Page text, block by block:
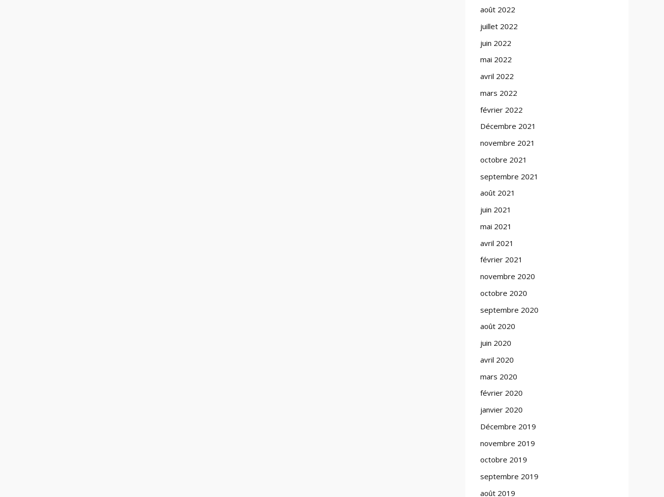
août 2022
juillet 2022
juin 2022
mai 2022
avril 2022
mars 2022
février 2022
Décembre 2021
novembre 2021
octobre 2021
septembre 2021
août 2021
juin 2021
mai 2021
avril 2021
février 2021
novembre 2020
octobre 2020
septembre 2020
août 2020
juin 2020
avril 2020
mars 2020
février 2020
janvier 2020
Décembre 2019
novembre 2019
octobre 2019
septembre 2019
août 2019